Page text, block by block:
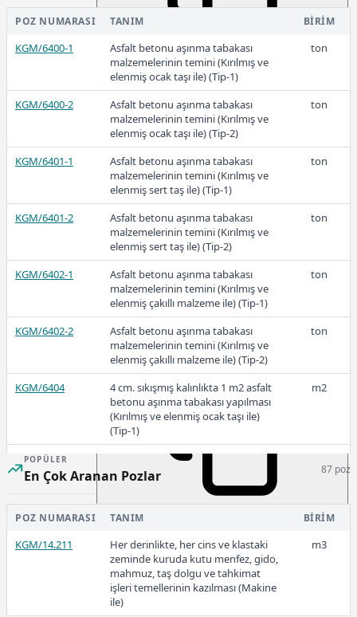
81,37
2022-2
71,47
50,89
30,51
POZ NUMARASI TANIM BIRIM
KGM/6400-1
Asfalt betonu aşınma tabakası
malzemelerinin temini (Kırılmış ve
elenmiş ocak taşı ile) (Tip-1)
ton
KGM/6400-2
Asfalt betonu aşınma tabakası
malzemelerinin temini (Kırılmış ve
elenmiş ocak taşı ile) (Tip-2)
ton
KGM/6401-1
Asfalt betonu aşınma tabakası
malzemelerinin temini (Kırılmış ve
elenmiş sert taş ile) (Tip-1)
ton
KGM/6401-2
Asfalt betonu aşınma tabakası
malzemelerinin temini (Kırılmış ve
elenmiş sert taş ile) (Tip-2)
ton
KGM/6402-1
Asfalt betonu aşınma tabakası
malzemelerinin temini (Kırılmış ve
elenmiş çakıllı malzeme ile) (Tip-1)
ton
KGM/6402-2
Asfalt betonu aşınma tabakası
malzemelerinin temini (Kırılmış ve
elenmiş çakıllı malzeme ile) (Tip-2)
ton
KGM/6404
4 cm. sıkışmış kalınlıkta 1 m2 asfalt
betonu aşınma tabakası yapılması
(Kırılmış ve elenmiş ocak taşı ile)
(Tip-1)
m2
KGM/6404-M
4 cm. sıkışmış kalınlıkta 1 m2 asfalt
betonu aşınma tabakası yapılması
(Kırılmış ve elenmiş ocak taşı ve
modifiye bitüm ile) (Tip-1)
betonu aşınma tabakası yapılması
(Kırılmış ve elenmiş sert taş ile) (Tip-
1)
4 cm. sıkışmış kalınlıkta 1 m2 asfalt
POPÜLER
En Çok Aranan Pozlar 87 poz
POZ NUMARASI TANIM BIRIM
KGM/14.211
Her derinlikte, her cins ve klastaki
zeminde kuruda kutu menfez, gido,
mahmuz, taş dolgu ve tahkimat
işleri temellerinin kazılması (Makine
ile)
m3